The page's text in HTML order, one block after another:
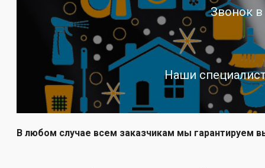
Звонок
Наши
В любом случае всем заказчикам мы гарантируем